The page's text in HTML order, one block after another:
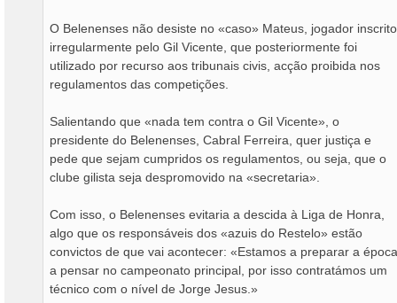
O Belenenses não desiste no «caso» Mateus, jogador inscrito
irregularmente pelo Gil Vicente, que posteriormente foi
utilizado por recurso aos tribunais civis, acção proibida nos
regulamentos das competições.
Salientando que «nada tem contra o Gil Vicente», o
presidente do Belenenses, Cabral Ferreira, quer justiça e
pede que sejam cumpridos os regulamentos, ou seja, que o
clube gilista seja despromovido na «secretaria».
Com isso, o Belenenses evitaria a descida à Liga de Honra,
algo que os responsáveis dos «azuis do Restelo» estão
convictos de que vai acontecer: «Estamos a preparar a época
a pensar no campeonato principal, por isso contratámos um
técnico com o nível de Jorge Jesus.»